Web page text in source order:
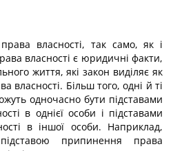
власності, так само, як і
власності є юридичні факти,
життя, які закон виділяє як
власності. Більш того, одні й ті
одночасно бути підставами
в однієї особи і підставами
в іншої особи. Наприклад,
припинення права